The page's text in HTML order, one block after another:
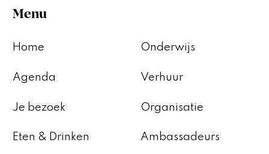
Menu
Home
Agenda
Je bezoek
Eten & Drinken
Onderwijs
Verhuur
Organisatie
Ambassadeurs